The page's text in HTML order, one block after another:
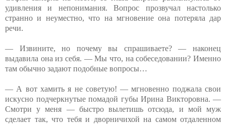
удивления и непонимания. Вопрос прозвучал настолько
странно и неуместно, что на мгновение она потеряла дар
речи.
— Извините, но почему вы спрашиваете? — наконец
выдавила она из себя. — Мы что, на собеседовании? Именно
там обычно задают подобные вопросы…
— А вот хамить я не советую! — мгновенно поджала свои
искусно подчеркнутые помадой губы Ирина Викторовна. —
Смотри у меня — быстро вылетишь отсюда, и мой муж
сделает так, что тебя и дворничихой на самом отдаленном